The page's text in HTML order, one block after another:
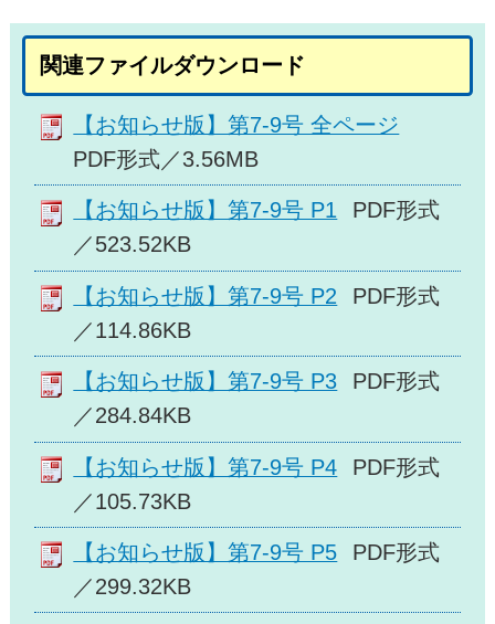
関連ファイルダウンロード
【お知らせ版】第7-9号 全ページ
PDF形式／3.56MB
【お知らせ版】第7-9号 P1
PDF形式
／523.52KB
【お知らせ版】第7-9号 P2
PDF形式
／114.86KB
【お知らせ版】第7-9号 P3
PDF形式
／284.84KB
【お知らせ版】第7-9号 P4
PDF形式
／105.73KB
【お知らせ版】第7-9号 P5
PDF形式
／299.32KB